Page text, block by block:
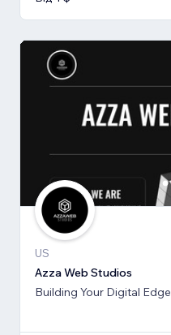
US
Azza Web Studios
Building Your Digital Edge